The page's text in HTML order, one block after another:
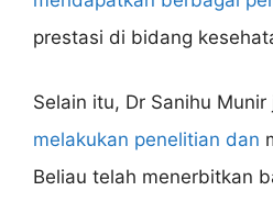
prestasi di bidang
Selain itu, Dr Sanihu
melakukan penelitian dan
Beliau telah menerbitkan